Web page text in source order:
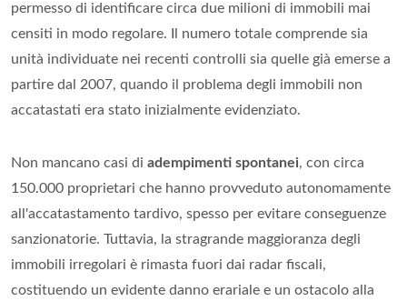
permesso di identificare circa due milioni di immobili mai
censiti in modo regolare. Il numero totale comprende sia
unità individuate nei recenti controlli sia quelle già emerse a
partire dal 2007, quando il problema degli immobili non
accatastati era stato inizialmente evidenziato.
Non mancano casi di adempimenti spontanei, con circa
150.000 proprietari che hanno provveduto autonomamente
all'accatastamento tardivo, spesso per evitare conseguenze
sanzionatorie. Tuttavia, la stragrande maggioranza degli
immobili irregolari è rimasta fuori dai radar fiscali,
costituendo un evidente danno erariale e un ostacolo alla